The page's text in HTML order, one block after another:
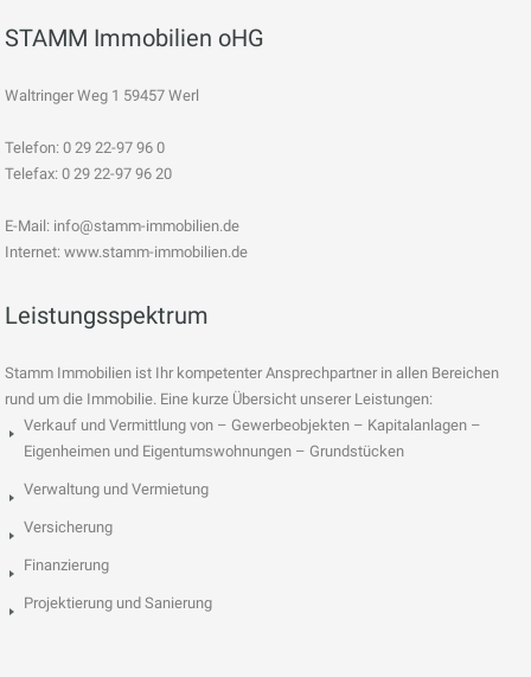
STAMM Immobilien oHG
Waltringer Weg 1 59457 Werl
Telefon: 0 29 22-97 96 0
Telefax: 0 29 22-97 96 20
E-Mail: info@stamm-immobilien.de
Internet: www.stamm-immobilien.de
Leistungsspektrum
Stamm Immobilien ist Ihr kompetenter Ansprechpartner in allen Bereichen
rund um die Immobilie. Eine kurze Übersicht unserer Leistungen:
Verkauf und Vermittlung von – Gewerbeobjekten – Kapitalanlagen –
Eigenheimen und Eigentumswohnungen – Grundstücken
Verwaltung und Vermietung
Versicherung
Finanzierung
Projektierung und Sanierung